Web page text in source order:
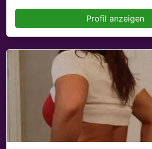
Profil anzeigen